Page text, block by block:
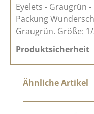
Eyelets - Graugrün
Packung
Graugrün. Größe:
Produktsicherheit
Produktgalerie
Ähnliche Artikel